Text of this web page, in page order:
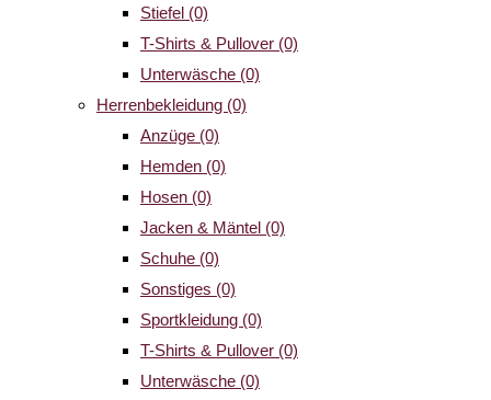
Stiefel (0)
T-Shirts & Pullover (0)
Unterwäsche (0)
Herrenbekleidung (0)
Anzüge (0)
Hemden (0)
Hosen (0)
Jacken & Mäntel (0)
Schuhe (0)
Sonstiges (0)
Sportkleidung (0)
T-Shirts & Pullover (0)
Unterwäsche (0)